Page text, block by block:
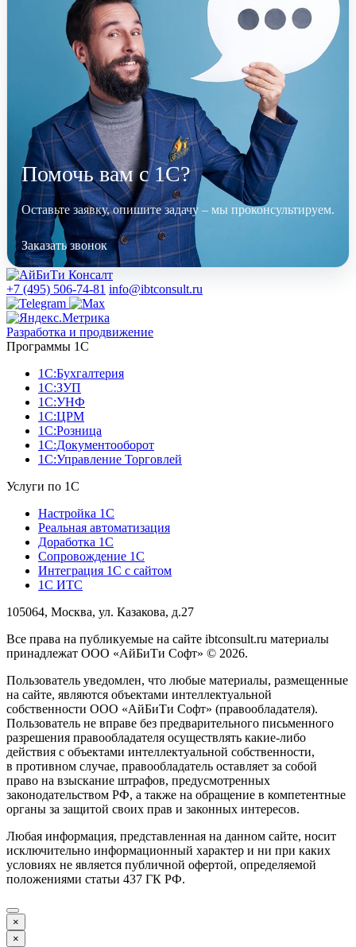
Помочь вам с 1С?
Оставьте заявку, опишите задачу – мы проконсультируем.
Заказать звонок
+7 (495) 506-74-81 info@ibtconsult.ru
Разработка и продвижение
Программы 1С
1С:Бухгалтерия
1С:ЗУП
1С:УНФ
1С:ЦРМ
1С:Розница
1С:Документооборот
1С:Управление Торговлей
Услуги по 1С
Настройка 1С
Реальная автоматизация
Доработка 1С
Сопровождение 1С
Интеграция 1С с сайтом
1С ИТС
105064, Москва, ул. Казакова, д.27
Все права на публикуемые на сайте ibtconsult.ru материалы
принадлежат ООО «АйБиТи Софт» © 2026.
Пользователь уведомлен, что любые материалы, размещенные
на сайте, являются объектами интеллектуальной
собственности ООО «АйБиТи Софт» (правообладателя).
Пользователь не вправе без предварительного письменного
разрешения правообладателя осуществлять какие-либо
действия с объектами интеллектуальной собственности,
в противном случае, правообладатель оставляет за собой
право на взыскание штрафов, предусмотренных
законодательством РФ, а также на обращение в компетентные
органы за защитой своих прав и законных интересов.
Любая информация, представленная на данном сайте, носит
исключительно информационный характер и ни при каких
условиях не является публичной офертой, определяемой
положениями статьи 437 ГК РФ.
×
×